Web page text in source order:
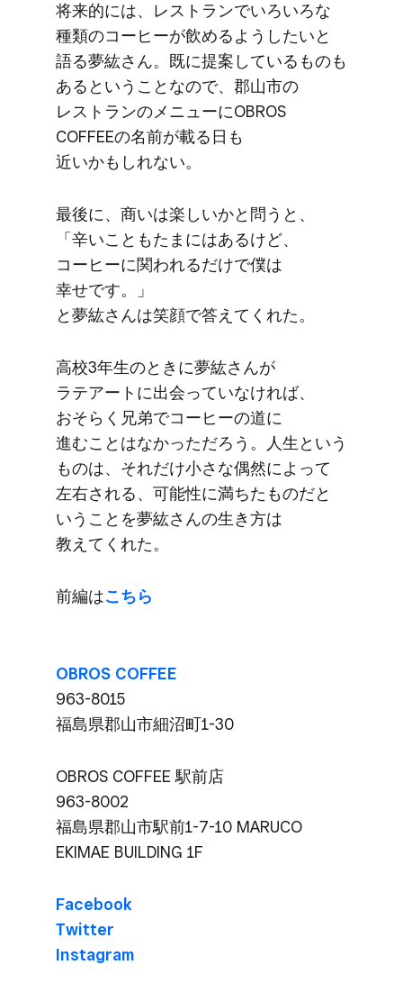
将来的には、​レストランで​いろいろな​
種類の​コーヒーが​飲める​ようしたいと​
語る​夢紘さん。​既に​提案している​ものも​
あると​いう​ことなので、​郡山市の​
レストランの​メニューに​OBROS
COFFEEの​名前が​載る​日も​
近いかもしれない。
最後に、​商いは​楽しいかと​問うと、​
​「辛いことも​たまには​あるけど、​
コーヒーに​関われるだけで​僕は​
幸せです。」
と​夢紘さんは笑顔で​答えてくれた。
高校3年生の​ときに​夢紘さんが​
ラテアートに​出会っていなければ、​
おそらく​兄弟で​コーヒーの​道に​
進むことは​なかっただろう。​人生と​いう​
ものは、​それだけ​小さな​偶然に​よって​
左右される、​可能性に​満ちた​ものだと​
いう​ことを​夢紘さんの​生き方は​
教えてくれた。
前編は​こちら
OBROS COFFEE
963-8015
福島県郡山市細沼町1-30
OBROS COFFEE 駅前店
963-8002
福島県郡山市駅前1-7-10 MARUCO
EKIMAE BUILDING 1F
Facebook
Twitter
Instagram